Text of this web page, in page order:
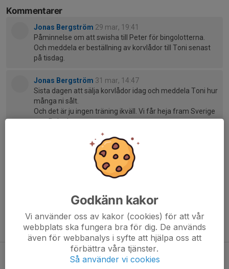
Kommentarer
Jonas Bergström 29 mar, 19:41
Påminnelse om att swisha till Peter för bingolotterna.
Och meddela er beställning av korvlådor till Toni senast
på tisdag.
Jonas Bergström 31 mar, 14:47
Sista dagen att sälja korvlådor idag och meddela Toni hur
många ni sålt.
Och det är ju ingen träning ikväll. Vi får heja fram Sverige
mot Polen!
Jonas Bergström 14 apr, 07:32
Påminnelse om att man ska hämta korvlådor ikväll.
Utlämning sker på Flyinge IP 19.15-20.00.
Tidigare nyheter
Höstsäsongen drar igång!
2 aug, 21:25 2
Godkänn kakor
Vi använder oss av kakor (cookies) för att vår
webbplats ska fungera bra för dig. De används
även för webbanalys i syfte att hjälpa oss att
förbättra våra tjänster.
Så använder vi cookies